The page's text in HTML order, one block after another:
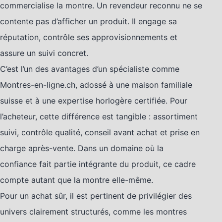
commercialise la montre. Un revendeur reconnu ne se
contente pas d’afficher un produit. Il engage sa
réputation, contrôle ses approvisionnements et
assure un suivi concret.
C’est l’un des avantages d’un spécialiste comme
Montres-en-ligne.ch, adossé à une maison familiale
suisse et à une expertise horlogère certifiée. Pour
l’acheteur, cette différence est tangible : assortiment
suivi, contrôle qualité, conseil avant achat et prise en
charge après-vente. Dans un domaine où la
confiance fait partie intégrante du produit, ce cadre
compte autant que la montre elle-même.
Pour un achat sûr, il est pertinent de privilégier des
univers clairement structurés, comme les montres